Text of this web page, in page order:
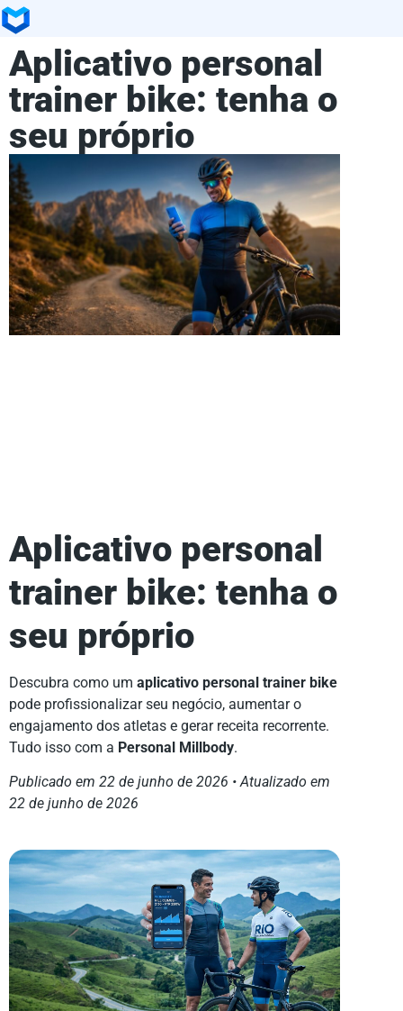
Aplicativo personal
trainer bike: tenha o
seu próprio
Aplicativo personal
trainer bike: tenha o
seu próprio
Descubra como um aplicativo personal trainer bike
pode profissionalizar seu negócio, aumentar o
engajamento dos atletas e gerar receita recorrente.
Tudo isso com a Personal Millbody.
Publicado em 22 de junho de 2026 • Atualizado em
22 de junho de 2026